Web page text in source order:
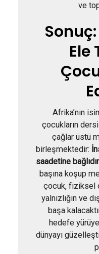
ve
Ele
Afrika’nın
çocukların dersi
çağlar üstü
birleşmektedir:
saadetine
başına koşup
çocuk, fiziksel
yalnızlığın ve
başa
hedefe
dünyayı